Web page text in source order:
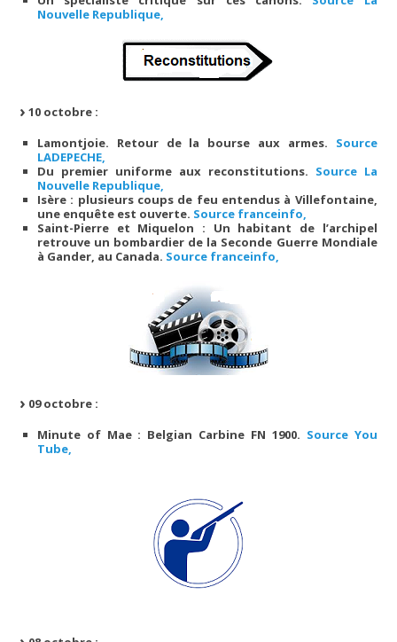
Nouvelle Republique,
10 octobre :
Lamontjoie. Retour de la bourse aux armes. Source
LADEPECHE,
Du premier uniforme aux reconstitutions. Source La
Nouvelle Republique,
Isère : plusieurs coups de feu entendus à Villefontaine,
une enquête est ouverte. Source franceinfo,
Saint-Pierre et Miquelon : Un habitant de l’archipel
retrouve un bombardier de la Seconde Guerre Mondiale
à Gander, au Canada. Source franceinfo,
09 octobre :
Minute of Mae : Belgian Carbine FN 1900. Source You
Tube,